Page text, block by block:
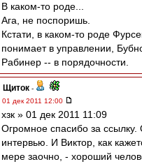
В каком-то роде...
Ага, не поспоришь.
Кстати, в каком-то роде
понимает в управлении,
Рабинер -- в порядочности.
Щиток -
01 дек 2011 12:00
хзк » 01 дек 2011 11:09
Огромное спасибо за
интервью. И Виктор, как
мере заочно, - хороший